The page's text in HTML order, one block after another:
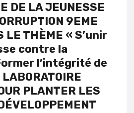
DE LA JEUNESSE
9EME
LE THÈME « S’unir
contre la
l’intégrité de
PLANTER LES